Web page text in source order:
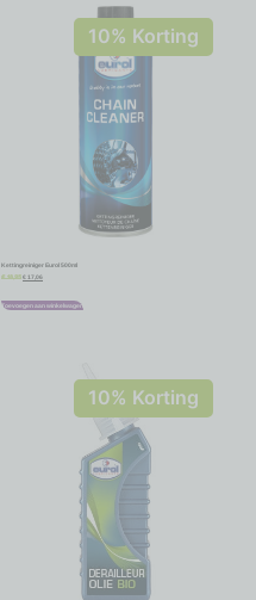
10% Korting
Kettingreiniger Eurol 500ml
€ 18,95 € 17,06
Toevoegen aan winkelwagen
10% Korting